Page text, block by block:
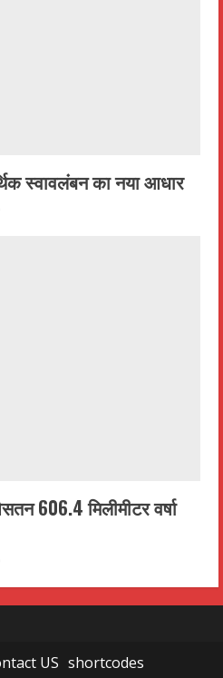
स्वावलंबन का नया आधार
606.4 मिलीमीटर वर्षा
US shortcodes